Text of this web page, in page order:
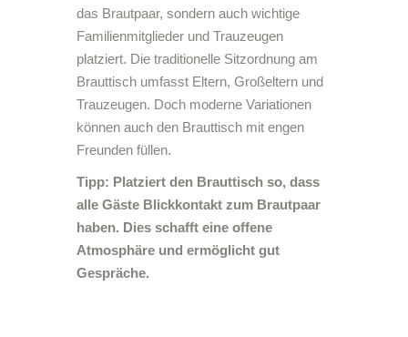
das Brautpaar, sondern auch wichtige
Familienmitglieder und Trauzeugen
platziert. Die traditionelle Sitzordnung am
Brauttisch umfasst Eltern, Großeltern und
Trauzeugen. Doch moderne Variationen
können auch den Brauttisch mit engen
Freunden füllen.
Tipp: Platziert den Brauttisch so, dass
alle Gäste Blickkontakt zum Brautpaar
haben. Dies schafft eine offene
Atmosphäre und ermöglicht gut
Gespräche.